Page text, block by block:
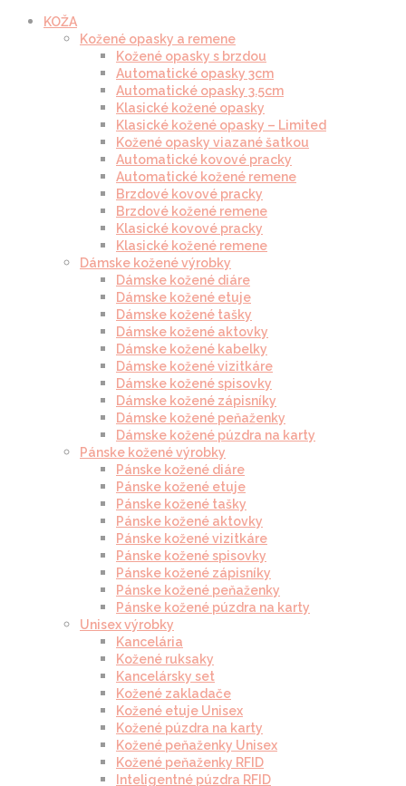
KOŽA
Kožené opasky a remene
Kožené opasky s brzdou
Automatické opasky 3cm
Automatické opasky 3.5cm
Klasické kožené opasky
Klasické kožené opasky – Limited
Kožené opasky viazané šatkou
Automatické kovové pracky
Automatické kožené remene
Brzdové kovové pracky
Brzdové kožené remene
Klasické kovové pracky
Klasické kožené remene
Dámske kožené výrobky
Dámske kožené diáre
Dámske kožené etuje
Dámske kožené tašky
Dámske kožené aktovky
Dámske kožené kabelky
Dámske kožené vizitkáre
Dámske kožené spisovky
Dámske kožené zápisníky
Dámske kožené peňaženky
Dámske kožené púzdra na karty
Pánske kožené výrobky
Pánske kožené diáre
Pánske kožené etuje
Pánske kožené tašky
Pánske kožené aktovky
Pánske kožené vizitkáre
Pánske kožené spisovky
Pánske kožené zápisníky
Pánske kožené peňaženky
Pánske kožené púzdra na karty
Unisex výrobky
Kancelária
Kožené ruksaky
Kancelársky set
Kožené zakladače
Kožené etuje Unisex
Kožené púzdra na karty
Kožené peňaženky Unisex
Kožené peňaženky RFID
Inteligentné púzdra RFID